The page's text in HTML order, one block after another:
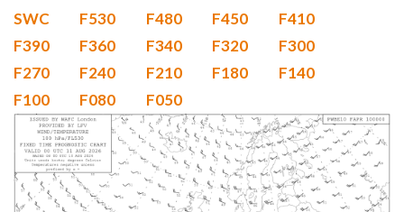
SWC
F530 F480 F450
F410
F390
F360 F340 F320
F300
F270
F240 F210 F180
F140
F100
F080 F050
Ny
Från mall
Besvarade
Obesvarade
Arkiverade